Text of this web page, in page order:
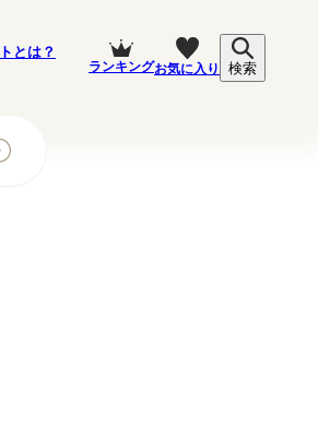
とは？
ランキングお気に入り 検索